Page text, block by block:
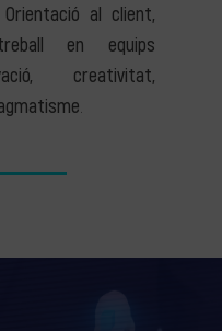
al client,
en equips
creativitat,
.